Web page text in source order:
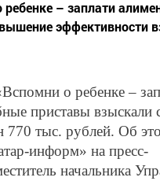
– заплати
эффективности
о ребенке –
приставы взыскали
тыс. рублей. Об
информ» на пресс-
начальника